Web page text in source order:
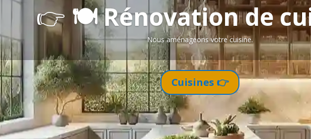
🍽️ Rénovation de
Nous aménageons votre cuisine.
Cuisines 👉